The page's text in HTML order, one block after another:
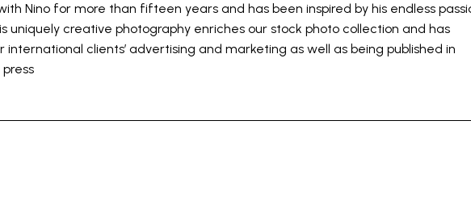
Nino for more than fifteen years and has been inspired by his endless
uniquely creative photography enriches our stock photo collection and has
clients’ advertising and marketing as well as being published in